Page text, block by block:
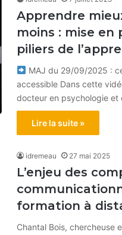
Apprendre
moins : mise en
piliers de
MAJ du 29/09/2025 :
accessible Dans cette
docteur en psychologie et
Lire la suite »
idremeau 27 mai 2025
L’enjeu des
formation à
Chantal Bois, chercheuse